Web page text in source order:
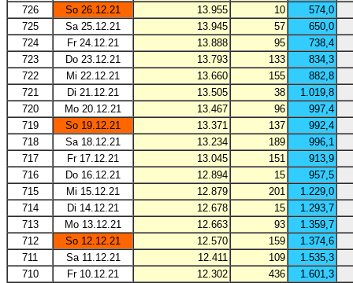
726
So 26.12.21 13.955 10
574,0
725
Sa 25.12.21 13.945 57
650,0
724
Fr 24.12.21 13.888 95
738,4
723
Do 23.12.21 13.793 133
834,3
722
Mi 22.12.21 13.660 155
882,8
721
Di 21.12.21 13.505 38
1.019,8
720
Mo 20.12.21 13.467 96
997,4
719
So 19.12.21 13.371 137
992,4
718
Sa 18.12.21 13.234 189
996,1
717
Fr 17.12.21 13.045 151
913,9
716
Do 16.12.21 12.894 15
957,5
715
Mi 15.12.21 12.879 201
1.229,0
714
Di 14.12.21 12.678 15
1.293,7
713
Mo 13.12.21 12.663 93
1.359,7
712
So 12.12.21 12.570 159
1.374,6
711
Sa 11.12.21 12.411 109
1.535,3
710
Fr 10.12.21 12.302 436
1.601,3